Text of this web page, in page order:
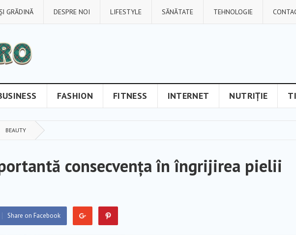
GRĂDINĂ DESPRE NOI LIFESTYLE SĂNĂTATE TEHNOLOGIE
FASHION FITNESS INTERNET NUTRIȚIE
BEAUTY
consecvența în îngrijirea pielii
Share on Facebook